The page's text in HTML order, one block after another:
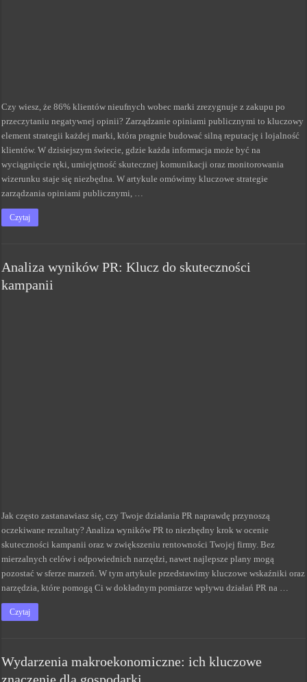
Czy wiesz, że 86% klientów nieufnych wobec marki zrezygnuje z zakupu po
przeczytaniu negatywnej opinii? Zarządzanie opiniami publicznymi to kluczowy
element strategii każdej marki, która pragnie budować silną reputację i lojalność
klientów. W dzisiejszym świecie, gdzie każda informacja może być na
wyciągnięcie ręki, umiejętność skutecznej komunikacji oraz monitorowania
wizerunku staje się niezbędna. W artykule omówimy kluczowe strategie
zarządzania opiniami publicznymi, …
Czytaj
Analiza wyników PR: Klucz do skuteczności
kampanii
Jak często zastanawiasz się, czy Twoje działania PR naprawdę przynoszą
oczekiwane rezultaty? Analiza wyników PR to niezbędny krok w ocenie
skuteczności kampanii oraz w zwiększeniu rentowności Twojej firmy. Bez
mierzalnych celów i odpowiednich narzędzi, nawet najlepsze plany mogą
pozostać w sferze marzeń. W tym artykule przedstawimy kluczowe wskaźniki oraz
narzędzia, które pomogą Ci w dokładnym pomiarze wpływu działań PR na …
Czytaj
Wydarzenia makroekonomiczne: ich kluczowe